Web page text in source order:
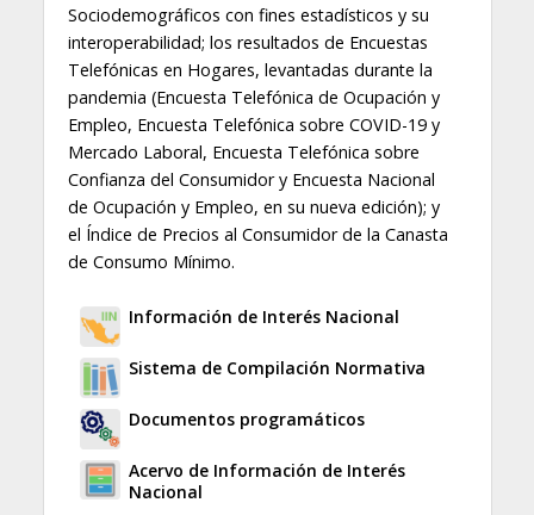
Sociodemográficos con fines estadísticos y su
interoperabilidad; los resultados de Encuestas
Telefónicas en Hogares, levantadas durante la
pandemia (Encuesta Telefónica de Ocupación y
Empleo, Encuesta Telefónica sobre COVID-19 y
Mercado Laboral, Encuesta Telefónica sobre
Confianza del Consumidor y Encuesta Nacional
de Ocupación y Empleo, en su nueva edición); y
el Índice de Precios al Consumidor de la Canasta
de Consumo Mínimo.
Información de Interés Nacional
Sistema de Compilación Normativa
Documentos programáticos
Acervo de Información de Interés
Nacional